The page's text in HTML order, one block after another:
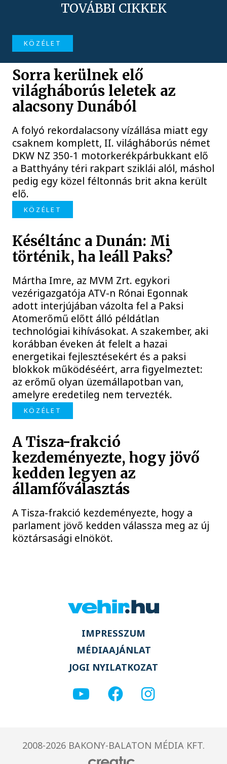
TOVÁBBI CIKKEK
KÖZÉLET
Sorra kerülnek elő
világháborús leletek az
alacsony Dunából
A folyó rekordalacsony vízállása miatt egy
csaknem komplett, II. világháborús német
DKW NZ 350-1 motorkerékpárbukkant elő
a Batthyány téri rakpart sziklái alól, máshol
pedig egy közel féltonnás brit akna került
elő.
KÖZÉLET
Késéltánc a Dunán: Mi
történik, ha leáll Paks?
Mártha Imre, az MVM Zrt. egykori
vezérigazgatója ATV-n Rónai Egonnak
adott interjújában vázolta fel a Paksi
Atomerőmű előtt álló példátlan
technológiai kihívásokat. A szakember, aki
korábban éveken át felelt a hazai
energetikai fejlesztésekért és a paksi
blokkok működéséért, arra figyelmeztet:
az erőmű olyan üzemállapotban van,
amelyre eredetileg nem tervezték.
KÖZÉLET
A Tisza-frakció
kezdeményezte, hogy jövő
kedden legyen az
államfőválasztás
A Tisza-frakció kezdeményezte, hogy a
parlament jövő kedden válassza meg az új
köztársasági elnököt.
IMPRESSZUM
MÉDIAAJÁNLAT
JOGI NYILATKOZAT
2008-2026 BAKONY-BALATON MÉDIA KFT.